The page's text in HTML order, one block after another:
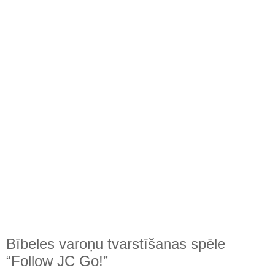
Bībeles varoņu tvarstīšanas spēle
“Follow JC Go!”